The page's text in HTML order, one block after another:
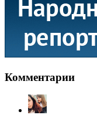
Комментарии